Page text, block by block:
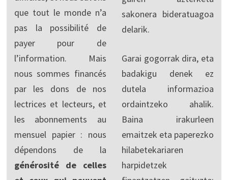
que tout le monde n’a
pas la possibilité de
payer pour de
l’information. Mais
nous sommes financés
par les dons de nos
lectrices et lecteurs, et
les abonnements au
mensuel papier : nous
dépendons de la
générosité de celles
sakonera bideratuagoa
delarik.
Garai gogorrak dira, eta
badakigu denek ez
dutela informazioa
ordaintzeko ahalik.
Baina irakurleen
emaitzek eta paperezko
hilabetekariaren
harpidetzek